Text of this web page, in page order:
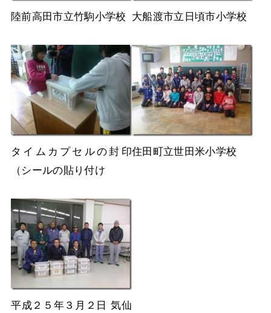
陸前高田市立竹駒小学校 大船渡市立日頃市小学校
タイムカプセルの封印
（シールの貼り付け
住田町立世田米小学校
平成２５年３月２日 気仙